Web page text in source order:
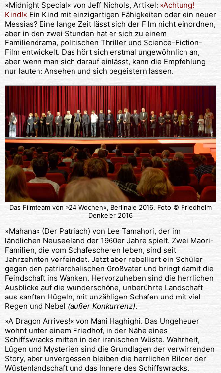
»Midnight Special« von Jeff Nichols, Artikel: »Achtung!
Kind!« Ein Kind mit einzigartigen Fähigkeiten oder ein neuer
Messias? Eine lange Zeit lässt sich der Film nicht einordnen,
aber in den zwei Stunden hat er sich zu einem
Familiendrama, politischen Thriller und Science-Fiction-
Film entwickelt. Das hört sich erstmal ungewöhnlich an,
aber wenn man sich darauf einlässt, kann die Empfehlung
nur lauten: Ansehen und sich begeistern lassen.
Das Filmteam von »24 Wochen«, Berlinale 2016, Foto © Friedhelm
Denkeler 2016
»Mahana« (Der Patriach) von Lee Tamahori, der im
ländlichen Neuseeland der 1960er Jahre spielt. Zwei Maori-
Familien, die vom Schafescheren leben, sind seit
Jahrzehnten verfeindet. Jetzt aber rebelliert ein Schüler
gegen den patriarchalischen Großvater und bringt damit die
Feindschaft ins Wanken. Hervorzuheben sind die herrlichen
Ausblicke auf die wunderschöne, unberührte Landschaft
aus sanften Hügeln, mit unzähligen Schafen und mit viel
Regen und Nebel (außer Konkurrenz).
»A Dragon Arrives!« von Mani Haghighi. Das Ungeheuer
wohnt unter einem Friedhof, in der Nähe eines
Schiffswracks mitten in der iranischen Wüste. Wahrheit,
Lügen und Mysterien sind die Grundlagen der verwirrenden
Story, aber unvergessen bleiben die herrlichen Bilder der
Wüstenlandschaft und das Innere des Schiffswracks.